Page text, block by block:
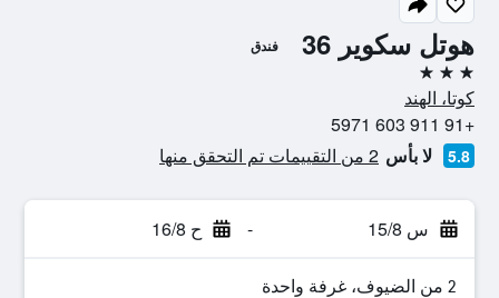
هوتل سكوير 36 فندق
3 نجوم
كوتا، الهند
+91 911 603 5971
5.8 لا بأس 2 من التقييمات تم التحقق منها
س 15/8 - ح 16/8
2 من الضيوف، غرفة واحدة